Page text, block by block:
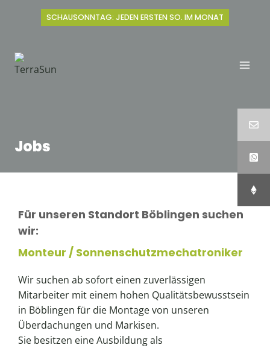
SCHAUSONNTAG: JEDEN ERSTEN SO. IM MONAT
Jobs
Für unseren Standort Böblingen suchen
wir:
Monteur / Sonnenschutzmechatroniker
Wir suchen ab sofort einen zuverlässigen
Mitarbeiter mit einem hohen Qualitätsbewusstsein
in Böblingen für die Montage von unseren
Überdachungen und Markisen.
Sie besitzen eine Ausbildung als